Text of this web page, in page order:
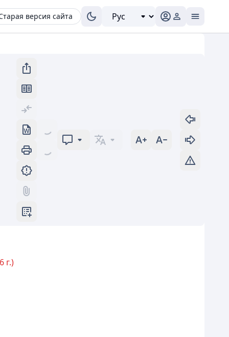
версия сайта
г.)